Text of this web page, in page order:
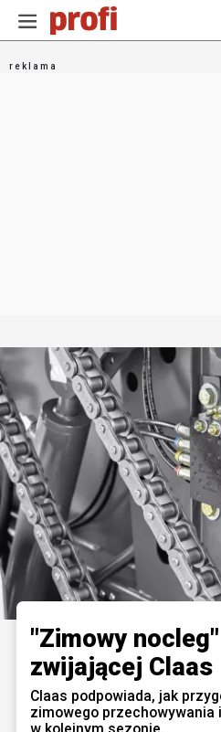
"Zimowy
zwijającej Claas
Claas podpowiada, jak
zimowego przechowywania